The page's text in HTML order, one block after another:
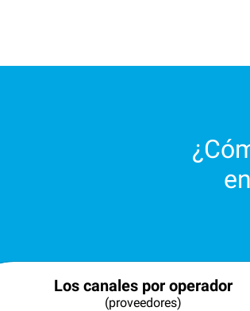
Los canales por operador
(proveedores)